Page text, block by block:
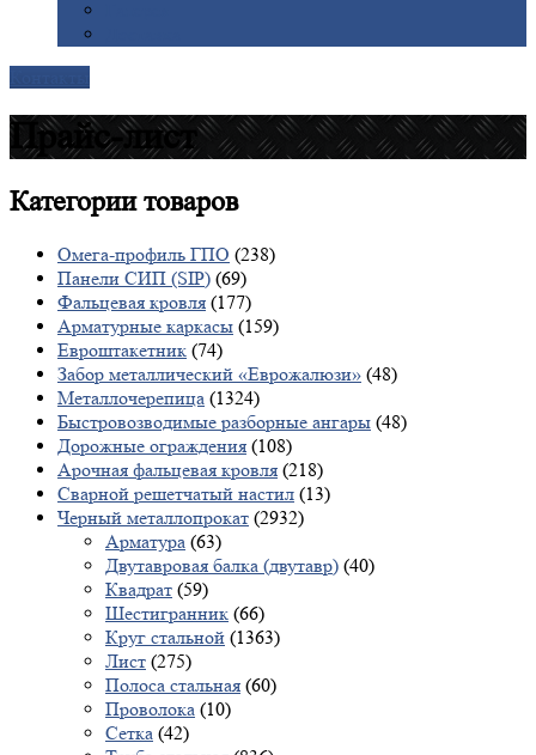
Прайс-лист
Категориитоваров
Омега-профиль ГПО (238)
Панели СИП (SIP) (69)
Фальцевая кровля (177)
Арматурные каркасы (159)
Евроштакетник (74)
Забор металлический «Еврожалюзи» (48)
Металлочерепица (1324)
Быстровозводимые разборные ангары (48)
Дорожные ограждения (108)
Арочная фальцевая кровля (218)
Сварной решетчатый настил (13)
Черный металлопрокат (2932)
Арматура (63)
Двутавровая балка (двутавр) (40)
Квадрат (59)
Шестигранник (66)
Круг стальной (1363)
Лист (275)
Полоса стальная (60)
Проволока (10)
Сетка (42)